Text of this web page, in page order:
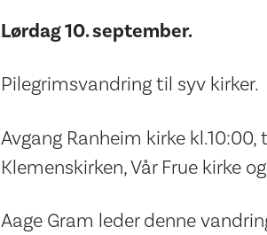
Lørdag 10. september.
Pilegrimsvandring til syv kirker.
Avgang Ranheim kirke
Klemenskirken, Vår Frue kirke
Aage Gram leder denne